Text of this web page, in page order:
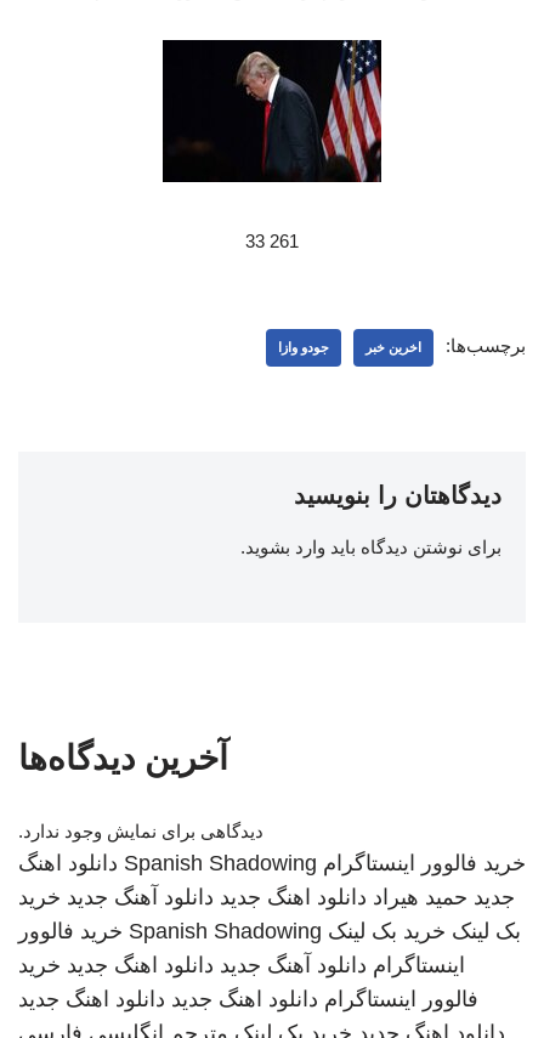
261 33
برچسب‌ها: اخرین خبر جودو وازا
دیدگاهتان را بنویسید
برای نوشتن دیدگاه باید وارد بشوید.
آخرین دیدگاه‌ها
دیدگاهی برای نمایش وجود ندارد.
خرید فالوور اینستاگرام Spanish Shadowing دانلود اهنگ
جدید حمید هیراد دانلود اهنگ جدید دانلود آهنگ جدید خرید
بک لینک خرید بک لینک Spanish Shadowing خرید فالوور
اینستاگرام دانلود آهنگ جدید دانلود اهنگ جدید خرید
فالوور اینستاگرام دانلود اهنگ جدید دانلود اهنگ جدید
دانلود اهنگ جدید خرید بک لینک مترجم انگلیسی فارسی